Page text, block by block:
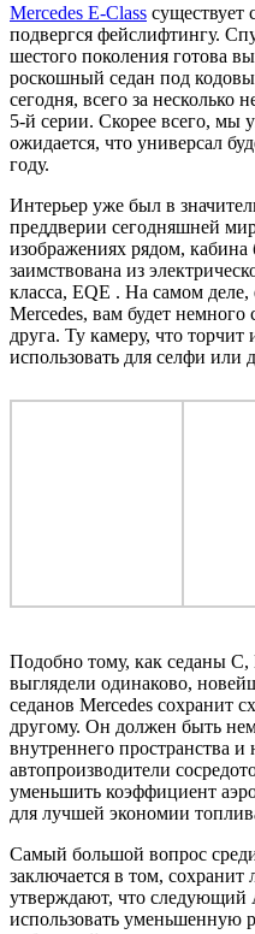
Mercedes E-Class существует
подвергся фейслифтингу.
шестого поколения готова
роскошный седан под
сегодня, всего за несколько
5-й серии. Скорее всего, мы
ожидается, что универсал
году.
Интерьер уже был в
преддверии сегодняшней
изображениях рядом, кабина
заимствована из
класса, EQE . На самом
Mercedes, вам будет
друга. Ту камеру, что
использовать для селфи или
Подобно тому, как седаны
выглядели одинаково,
седанов Mercedes сохранит
другому. Он должен быть
внутреннего пространства
автопроизводители
уменьшить коэффициент
для лучшей экономии
Самый большой вопрос
заключается в том,
утверждают, что следующий
использовать уменьшенную